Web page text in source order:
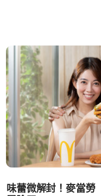
味蕾微解封！麥當勞